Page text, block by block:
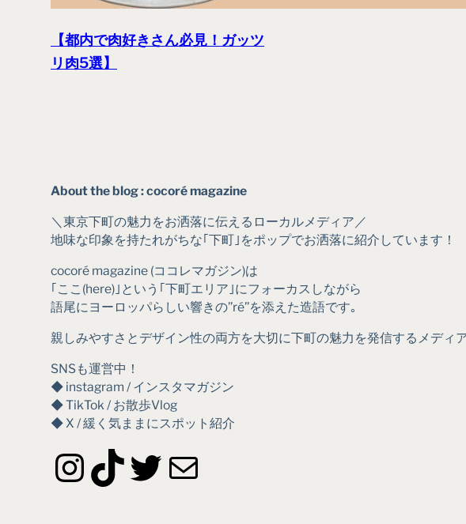
【都内で肉好きさん必見！ガッツ
リ肉5選】
About the blog : cocoré magazine
＼東京下町の魅力をお洒落に伝えるローカルメディア／
地味な印象を持たれがちな｢下町｣をポップでお洒落に紹介しています！
cocoré magazine (ココレマガジン)は
｢ここ(here)｣という｢下町エリア｣にフォーカスしながら
語尾にヨーロッパらしい響きの’’ré’’を添えた造語です｡
親しみやすさとデザイン性の両方を大切に下町の魅力を発信するメディ
SNSも運営中！
◆ instagram / インスタマガジン
◆ TikTok / お散歩Vlog
◆ X / 緩く気ままにスポット紹介
InstagramTikTok Twitter メール